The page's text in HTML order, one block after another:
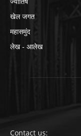
खेल जगत
महासमुंद
लेख - आलेख
Contact us: